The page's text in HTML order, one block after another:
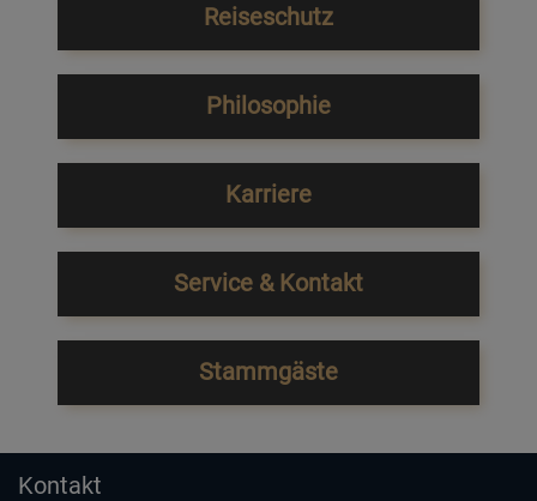
Reiseschutz
Philosophie
Karriere
Service & Kontakt
Stammgäste
Kontakt